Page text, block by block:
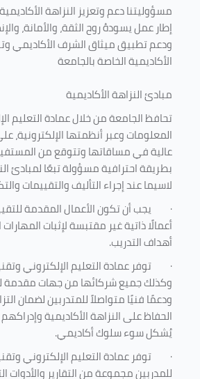
مسؤوليتنا دعم وتعزيز النزاهة
إطار عمل يسودهُ روح الثقة، والأمانة،
ودعم تطبيق ميثاق الشرف الأكاديمي
الأكاديمية الخاصة بالجامعة
مبادئ النزاهة الأكاديمية
تحافظ الجامعة من خلال عمادة التعليم
المعلومات وعبر أنظمتها الإلكترونية،
عالية في مساقاتها وتتوقع من
بطريقة احترافية مسؤولة تبعًا لمبادئ
لاسيما عند إجراء التأليف والتقييمات
· يجب أن تكون الأعمال المقدمة
أعمالًا ذاتية غير مقتبسة لإثبات
أهداف التدريب.
· توفر عمادة التعليم الإلكتروني
وكذلك جميع شركائها من جهات مقدمة
ودعمًا فنيًا متواصلاً للمتدربين لضمان
الحفاظ على النزاهة الأكاديمية وإدراكهم
يُشكل سوء سلوك أكاديمي.
· توفر عمادة التعليم الإلكتروني
للمدربين مجموعة من التقارير